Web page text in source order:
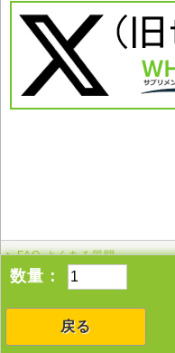
数量：
戻る
FAQ よくある質問
Copyright © 2005-2026